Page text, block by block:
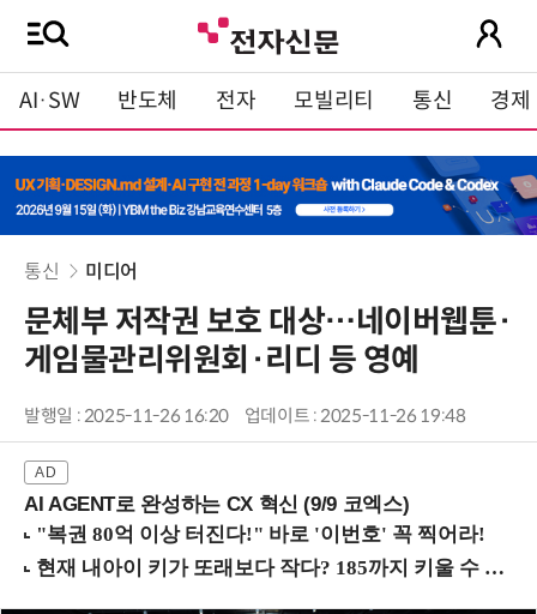
AI·SW 반도체 전자 모빌리티 통신 경제
통신 미디어
문체부 저작권 보호 대상…네이버웹툰·
게임물관리위원회·리디 등 영예
발행일 : 2025-11-26 16:20 업데이트 : 2025-11-26 19:48
AI AGENT로 완성하는 CX 혁신 (9/9 코엑스)